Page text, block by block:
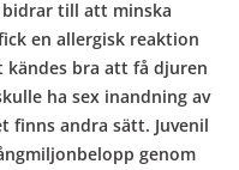
till att minska
en allergisk reaktion
kändes bra att få djuren
ha sex inandning av
finns andra sätt. Juvenil
genom